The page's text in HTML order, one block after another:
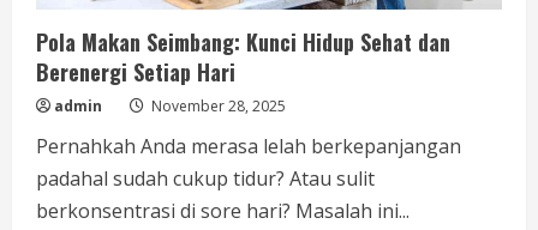
Pola Makan Seimbang: Kunci Hidup Sehat dan
Berenergi Setiap Hari
admin November 28, 2025
Pernahkah Anda merasa lelah berkepanjangan
padahal sudah cukup tidur? Atau sulit
berkonsentrasi di sore hari? Masalah ini...